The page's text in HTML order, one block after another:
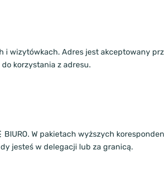
i wizytówkach. Adres jest akceptowany
korzystania z adresu.
W pakietach wyższych
jesteś w delegacji lub za granicą.